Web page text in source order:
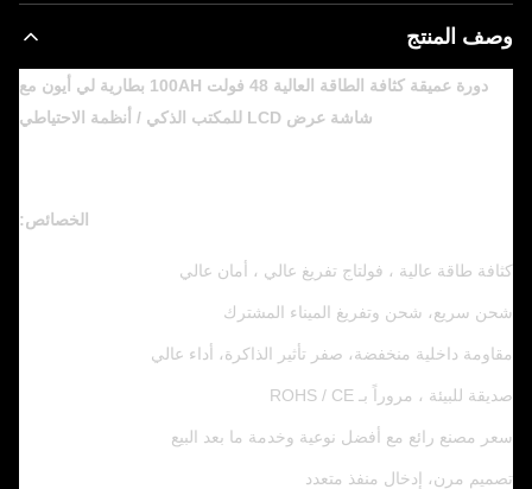
وصف المنتج
دورة عميقة كثافة الطاقة العالية 48 فولت 100AH بطارية لي أيون مع
شاشة عرض LCD للمكتب الذكي / أنظمة الاحتياطي
الخصائص:
كثافة طاقة عالية ، فولتاج تفريغ عالي ، أمان عالي
شحن سريع، شحن وتفريغ الميناء المشترك
مقاومة داخلية منخفضة، صفر تأثير الذاكرة، أداء عالي
صديقة للبيئة ، مروراً بـ ROHS / CE
سعر مصنع رائع مع أفضل نوعية وخدمة ما بعد البيع
تصميم مرن، إدخال منفذ متعدد